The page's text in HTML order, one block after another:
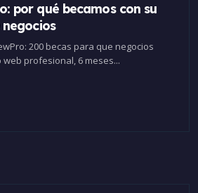
por qué becamos con su
200 becas para que negocios
profesional, 6 meses...